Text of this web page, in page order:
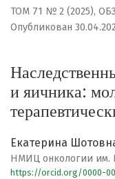
ТОМ 71 № 2 (2025),
и яичника:
Опубликован
Екатерина
НМИЦ онкологии им.
https://orcid.org/0000-